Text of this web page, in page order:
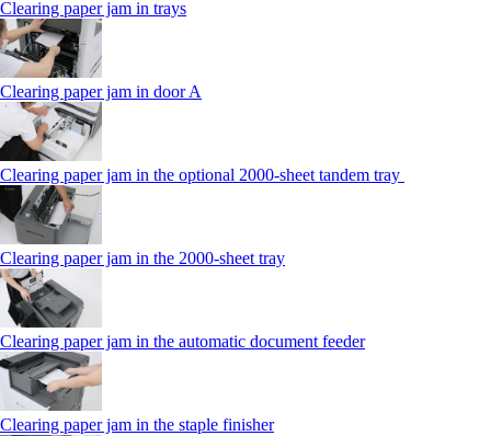
Clearing paper jam in trays
Clearing paper jam in door A
Clearing paper jam in the optional 2000-sheet tandem tray
Clearing paper jam in the 2000-sheet tray
Clearing paper jam in the automatic document feeder
Clearing paper jam in the staple finisher